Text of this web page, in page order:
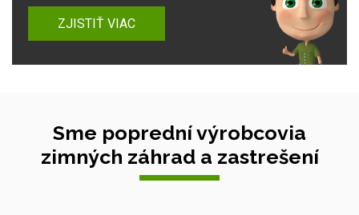
ZJISTIŤ VIAC
Sme poprední výrobcovia
zimných záhrad a zastrešení